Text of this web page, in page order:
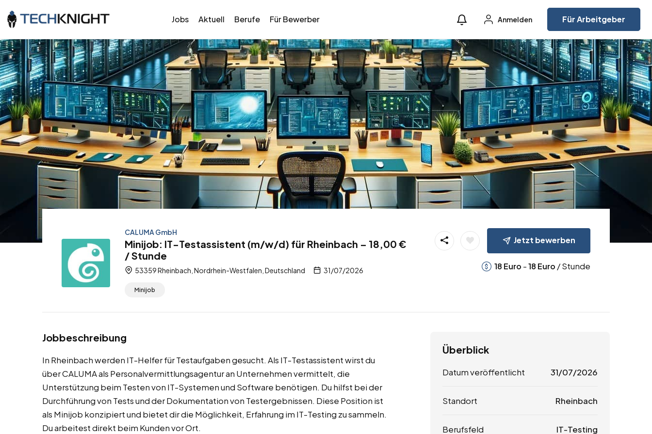
Jobs Aktuell Berufe Für Bewerber Anmelden Für Arbeitgeber
CALUMA GmbH
Minijob: IT-Testassistent (m/w/d) für Rheinbach – 18,00 €
/ Stunde
53359 Rheinbach, Nordrhein-Westfalen, Deutschland 31/07/2026
Minijob
Jetzt bewerben
18 Euro -18 Euro / Stunde
Jobbeschreibung
In Rheinbach werden IT-Helfer für Testaufgaben gesucht. Als IT-Testassistent wirst du
über CALUMA als Personalvermittlungsagentur an Unternehmen vermittelt, die
Unterstützung beim Testen von IT-Systemen und Software benötigen. Du hilfst bei der
Durchführung von Tests und der Dokumentation von Testergebnissen. Diese Position ist
als Minijob konzipiert und bietet dir die Möglichkeit, Erfahrung im IT-Testing zu sammeln.
Du arbeitest direkt beim Kunden vor Ort.
Überblick
Datum veröffentlicht 31/07/2026
Standort Rheinbach
Berufsfeld IT-Testing